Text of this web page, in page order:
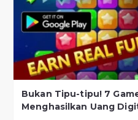
Bukan Tipu-tipu! 7
Menghasilkan Uang